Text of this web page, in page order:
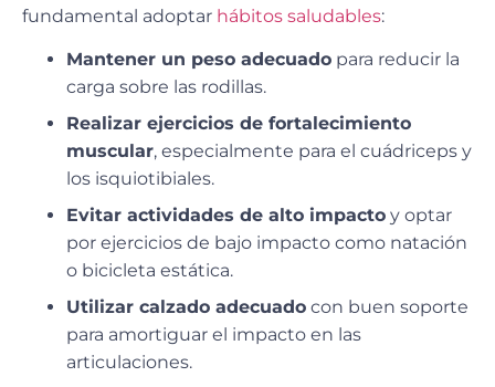
fundamental adoptar hábitos saludables:
Mantener un peso adecuado para reducir la
carga sobre las rodillas.
Realizar ejercicios de fortalecimiento
muscular, especialmente para el cuádriceps y
los isquiotibiales.
Evitar actividades de alto impacto y optar
por ejercicios de bajo impacto como natación
o bicicleta estática.
Utilizar calzado adecuado con buen soporte
para amortiguar el impacto en las
articulaciones.